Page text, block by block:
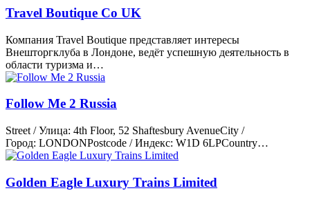
Travel Boutique Co UK
Компания Travel Boutique представляет интересы
Внешторгклуба в Лондоне, ведёт успешную деятельность в
области туризма и…
Follow Me 2 Russia
Street / Улица: 4th Floor, 52 Shaftesbury AvenueCity /
Город: LONDONPostcode / Индекс: W1D 6LPCountry…
Golden Eagle Luxury Trains Limited